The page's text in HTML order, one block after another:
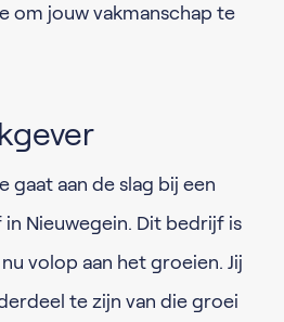
om jouw vakmanschap te
gaat aan de slag bij een
Nieuwegein. Dit bedrijf is
volop aan het groeien. Jij
te zijn van die groei